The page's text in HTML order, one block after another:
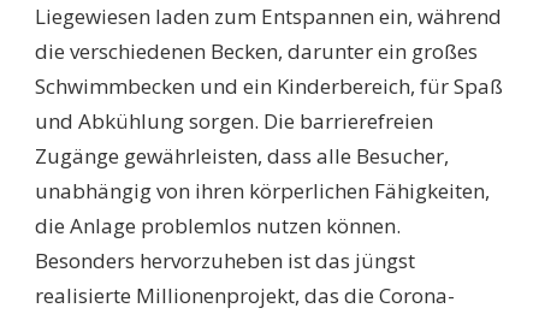
Liegewiesen laden zum Entspannen ein, während
die verschiedenen Becken, darunter ein großes
Schwimmbecken und ein Kinderbereich, für Spaß
und Abkühlung sorgen. Die barrierefreien
Zugänge gewährleisten, dass alle Besucher,
unabhängig von ihren körperlichen Fähigkeiten,
die Anlage problemlos nutzen können.
Besonders hervorzuheben ist das jüngst
realisierte Millionenprojekt, das die Corona-